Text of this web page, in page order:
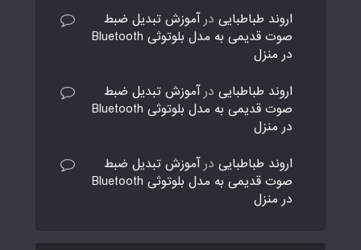
اروند طباطبایی درآموزش تبدیل ضبط
صوت قدیمی به مدل بلوتوثی Bluetooth
در منزل
اروند طباطبایی درآموزش تبدیل ضبط
صوت قدیمی به مدل بلوتوثی Bluetooth
در منزل
اروند طباطبایی درآموزش تبدیل ضبط
صوت قدیمی به مدل بلوتوثی Bluetooth
در منزل